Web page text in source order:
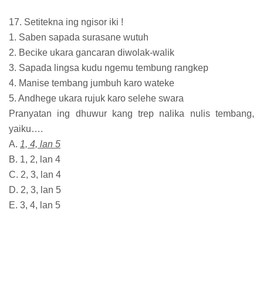
17. Setitekna ing ngisor iki !
1. Saben sapada surasane wutuh
2. Becike ukara gancaran diwolak-walik
3. Sapada lingsa kudu ngemu tembung rangkep
4. Manise tembang jumbuh karo wateke
5. Andhege ukara rujuk karo selehe swara
Pranyatan ing dhuwur kang trep nalika nulis tembang,
yaiku….
A. 1, 4, lan 5
B. 1, 2, lan 4
C. 2, 3, lan 4
D. 2, 3, lan 5
E. 3, 4, lan 5